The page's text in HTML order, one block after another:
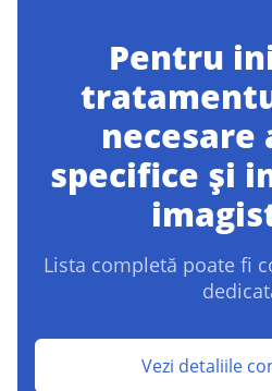
Pentru
necesare
specifice și
Lista completă poate fi
Vezi detaliile